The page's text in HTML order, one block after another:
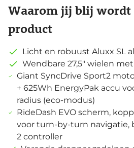
Waarom jij blij
product
Licht en robuust Aluxx SL
Wendbare 27,5" wielen
Giant SyncDrive Sport2
+ 625Wh EnergyPak accu
radius (eco-modus)
RideDash EVO scherm,
voor turn-by-turn navigatie,
2 controller